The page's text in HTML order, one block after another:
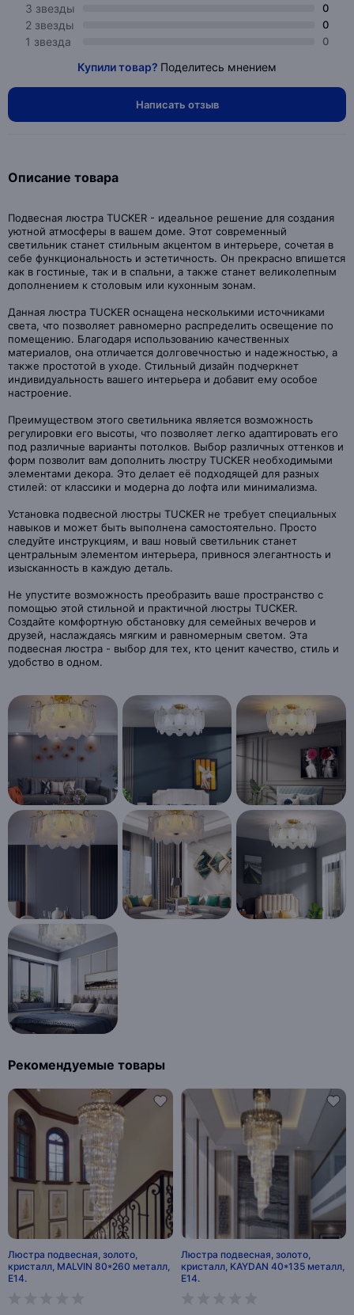
3 звезды 0
2 звезды 0
1 звезда 0
Купили товар? Поделитесь мнением
Написать отзыв
Описание товара
Подвесная люстра TUCKER - идеальное решение для создания
уютной атмосферы в вашем доме. Этот современный
светильник станет стильным акцентом в интерьере, сочетая в
себе функциональность и эстетичность. Он прекрасно впишется
как в гостиные, так и в спальни, а также станет великолепным
дополнением к столовым или кухонным зонам.
Данная люстра TUCKER оснащена несколькими источниками
света, что позволяет равномерно распределить освещение по
помещению. Благодаря использованию качественных
материалов, она отличается долговечностью и надежностью, а
также простотой в уходе. Стильный дизайн подчеркнет
индивидуальность вашего интерьера и добавит ему особое
настроение.
Преимуществом этого светильника является возможность
регулировки его высоты, что позволяет легко адаптировать его
под различные варианты потолков. Выбор различных оттенков и
форм позволит вам дополнить люстру TUCKER необходимыми
элементами декора. Это делает её подходящей для разных
стилей: от классики и модерна до лофта или минимализма.
Установка подвесной люстры TUCKER не требует специальных
навыков и может быть выполнена самостоятельно. Просто
следуйте инструкциям, и ваш новый светильник станет
центральным элементом интерьера, привнося элегантность и
изысканность в каждую деталь.
Не упустите возможность преобразить ваше пространство с
помощью этой стильной и практичной люстры TUCKER.
Создайте комфортную обстановку для семейных вечеров и
друзей, наслаждаясь мягким и равномерным светом. Эта
подвесная люстра - выбор для тех, кто ценит качество, стиль и
удобство в одном.
Рекомендуемые товары
Люстра подвесная, золото,
кристалл, MALVIN 80*260 металл,
E14.
Люстра подвесная, золото,
кристалл, KAYDAN 40*135 металл,
E14.